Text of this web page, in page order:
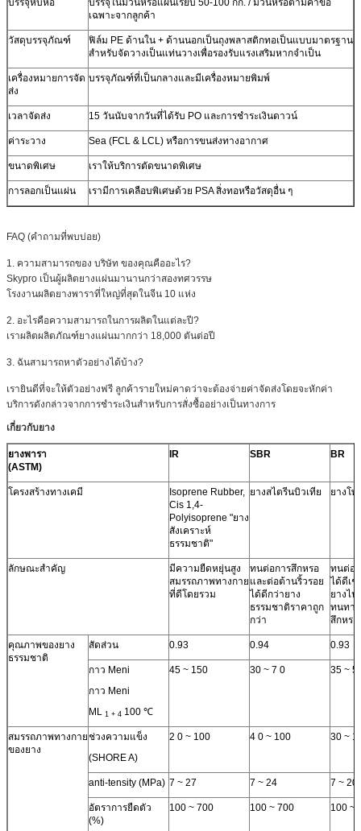
บรรจุหีบห่อ
บรรจุในม้วนหรือแผ่นเรียบ 50-100 กก. / ม้วนหรือตามคำขอ
เฉพาะจากลูกค้า
วัสดุบรรจุภัณฑ์
ฟิล์ม PE ด้านใน + ด้านนอกเป็นถุงพลาสติกทอเป็นแบบมาตรฐาน
สำหรับจัดวางเป็นแท่นวางเพื่อรองรับแรงเสริมหากจำเป็น
เครื่องหมายการจัด
ส่ง
บรรจุภัณฑ์ที่เป็นกลางและมีเครื่องหมายพิมพ์
เวลาจัดส่ง 15 วันนับจากวันที่ได้รับ PO และการชำระเงินดาวน์
ค่าระวาง Sea (FCL & LCL) หรือการขนส่งทางอากาศ
ขนาดพิเศษ เราให้บริการตัดขนาดพิเศษ
การลอกเป็นแผ่น เรามีการเคลือบพิเศษด้วย PSA สิ่งทอหรือวัสดุอื่น ๆ
FAQ (คำถามที่พบบ่อย)
1. ความสามารถของ บริษัท ของคุณคืออะไร?
Skypro เป็นผู้ผลิตยางแผ่นมานานกว่าสองทศวรรษ
โรงงานผลิตยางพาราที่ใหญ่ที่สุดในจีน 10 แห่ง
2. อะไรคือความสามารถในการผลิตในแต่ละปี?
เราผลิตผลิตภัณฑ์ยางแผ่นมากกว่า 18,000 ตันต่อปี
3. ฉันสามารถหาตัวอย่างได้บ้าง?
เรายินดีที่จะให้ตัวอย่างฟรี ลูกค้ารายใหม่คาดว่าจะต้องจ่ายค่าจัดส่งโดยจะหักค่า
บริการดังกล่าวจากการชำระเงินสำหรับการสั่งซื้ออย่างเป็นทางการ
เกี่ยวกับยาง
ยางพารา
(ASTM)
IR SBR BR
โครงสร้างทางเคมี
Isoprene Rubber,
Cis 1,4-
Polyisoprene "ยาง
สังเคราะห์
ธรรมชาติ"
ยางสไตรีนบิวเทีย ยางโพ
ลักษณะสำคัญ
มีความยืดหยุ่นสูง
สมรรถภาพทางกาย
ที่ดีโดยรวม
ทนต่อการสึกหรอ
และต่อต้านริ้วรอย
ได้ดีกว่ายาง
ธรรมชาติราคาถูก
กว่า
ทนต่อ
ได้ดีเช่
ยางไน
ทนทา
สึกหรอ
คุณภาพของยาง
ธรรมชาติ
สัดส่วน 0.93 0.94 0.93
กาว Meni
กาว Meni
ML 1 + 4 100 ℃
45 ~ 150 30 ~ 7 0 35 ~
สมรรถภาพทางกาย
ของยาง
ช่วงความแข็ง
(SHORE A)
2 0 ~ 100 4 0 ~ 100 30 ~
anti-tensity (MPa) 7 ~ 27 7 ~ 24 7 ~ 20
อัตราการยืดตัว
(%)
100 ~ 700 100 ~ 700 100 ~